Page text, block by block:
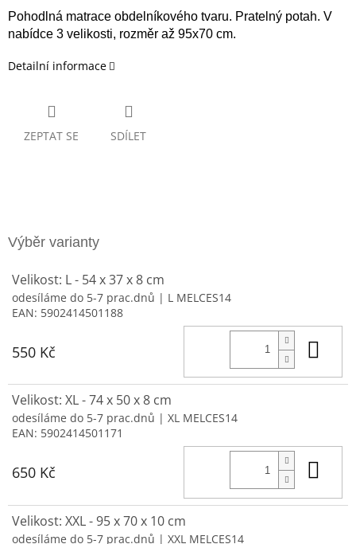
Pohodlná matrace obdelníkového tvaru. Pratelný potah. V
nabídce 3 velikosti, rozměr až 95x70 cm.
Detailní informace
ZEPTAT SE SDÍLET
Velikost: L - 54 x 37 x 8 cm
odesíláme do 5-7 prac.dnů | L MELCES14
EAN: 5902414501188
550 Kč
Velikost: XL - 74 x 50 x 8 cm
odesíláme do 5-7 prac.dnů | XL MELCES14
EAN: 5902414501171
650 Kč
Velikost: XXL - 95 x 70 x 10 cm
odesíláme do 5-7 prac.dnů | XXL MELCES14